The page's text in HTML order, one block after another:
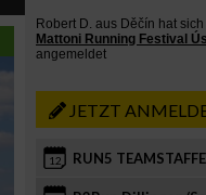
JETZT
12 RUN5